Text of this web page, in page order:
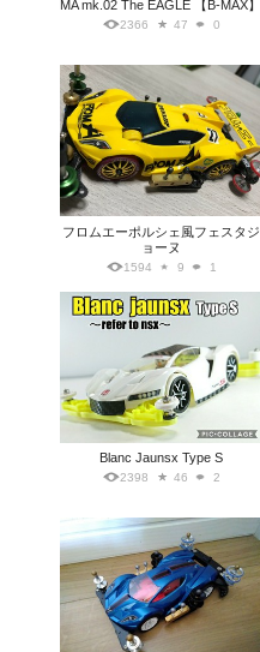
MA mk.02 The EAGLE 【B-MAX】
2366 47 0
フロムエーポルシェ風フェスタジ
ョーヌ
1594 9 1
Blanc Jaunsx Type S
2398 46 2